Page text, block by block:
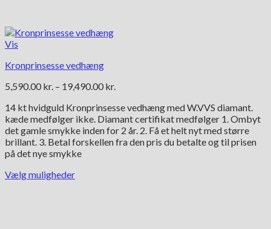
Vis
Kronprinsesse vedhæng
5,590.00 kr. – 19,490.00 kr.
til
19,490.00 kr.
14 kt hvidguld Kronprinsesse vedhæng med W.VVS diamant.
kæde medfølger ikke. Diamant certifikat medfølger 1. Ombyt
det gamle smykke inden for 2 år. 2. Få et helt nyt med større
brillant. 3. Betal forskellen fra den pris du betalte og til prisen
på det nye smykke
Vælg muligheder